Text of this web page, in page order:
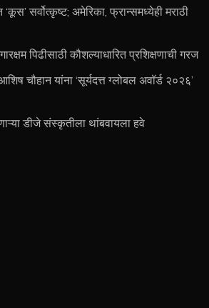
‘कूस’ सर्वोत्कृष्ट; अमेरिका, फ्रान्समध्येही मराठी
पिढीसाठी कौशल्याधारित प्रशिक्षणाची गरज
चौहान यांना ‘सूर्यदत्त ग्लोबल अवॉर्ड २०२६’
डीजे संस्कृतीला थांबवायला हवे